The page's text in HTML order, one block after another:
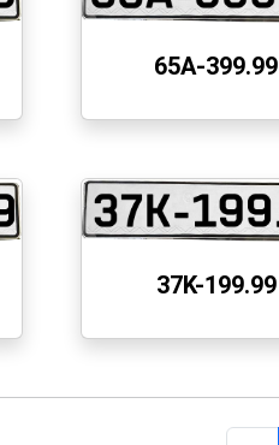
65A-399.99
37K-199.99